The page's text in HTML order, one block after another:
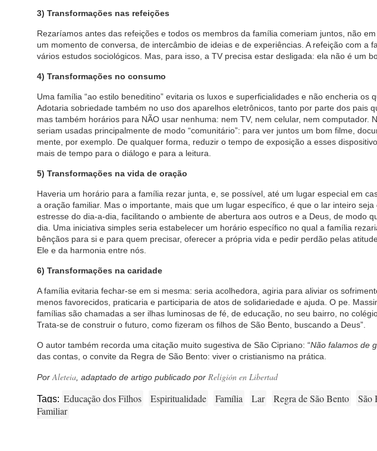
3) Transformações nas refeições
Rezaríamos antes das refeições e todos os membros da família comeriam juntos, não
um momento de conversa, de intercâmbio de ideias e de experiências. A refeição com a
vários estudos sociológicos. Mas, para isso, a TV precisa estar desligada: ela não é um
4) Transformações no consumo
Uma família “ao estilo beneditino” evitaria os luxos e superficialidades e não encheria os
Adotaria sobriedade também no uso dos aparelhos eletrônicos, tanto por parte dos pais
mas também horários para NÃO usar nenhuma: nem TV, nem celular, nem computador.
seriam usadas principalmente de modo “comunitário”: para ver juntos um bom filme,
mente, por exemplo. De qualquer forma, reduzir o tempo de exposição a esses
mais de tempo para o diálogo e para a leitura.
5) Transformações na vida de oração
Haveria um horário para a família rezar junta, e, se possível, até um lugar especial em
a oração familiar. Mas o importante, mais que um lugar específico, é que o lar inteiro
estresse do dia-a-dia, facilitando o ambiente de abertura aos outros e a Deus, de modo
dia. Uma iniciativa simples seria estabelecer um horário específico no qual a família
bênçãos para si e para quem precisar, oferecer a própria vida e pedir perdão pelas
Ele e da harmonia entre nós.
6) Transformações na caridade
A família evitaria fechar-se em si mesma: seria acolhedora, agiria para aliviar os
menos favorecidos, praticaria e participaria de atos de solidariedade e ajuda. O pe.
famílias são chamadas a ser ilhas luminosas de fé, de educação, no seu bairro, no
Trata-se de construir o futuro, como fizeram os filhos de São Bento, buscando a Deus”.
O autor também recorda uma citação muito sugestiva de São Cipriano: “Não falamos de
das contas, o convite da Regra de São Bento: viver o cristianismo na prática.
Por Aleteia , adaptado de artigo publicado por Religión en Libertad
Tags: Educação dos Filhos Espiritualidade Família Lar Regra de São Bento São
Familiar